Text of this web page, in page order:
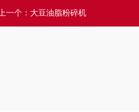
一个： 大豆油脂粉碎机